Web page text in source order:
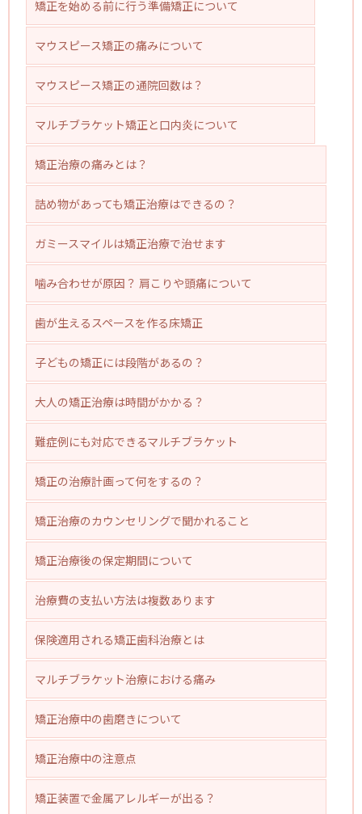
矯正を始める前に行う準備矯正について
マウスピース矯正の痛みについて
マウスピース矯正の通院回数は？
マルチブラケット矯正と口内炎について
矯正治療の痛みとは？
詰め物があっても矯正治療はできるの？
ガミースマイルは矯正治療で治せます
噛み合わせが原因？ 肩こりや頭痛について
歯が生えるスペースを作る床矯正
子どもの矯正には段階があるの？
大人の矯正治療は時間がかかる？
難症例にも対応できるマルチブラケット
矯正の治療計画って何をするの？
矯正治療のカウンセリングで聞かれること
矯正治療後の保定期間について
治療費の支払い方法は複数あります
保険適用される矯正歯科治療とは
マルチブラケット治療における痛み
矯正治療中の歯磨きについて
矯正治療中の注意点
矯正装置で金属アレルギーが出る？